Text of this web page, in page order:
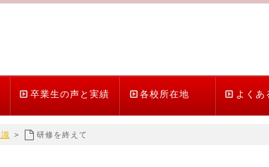
卒業生の声と実績 各校所在地 よくあ
> 研修を終えて